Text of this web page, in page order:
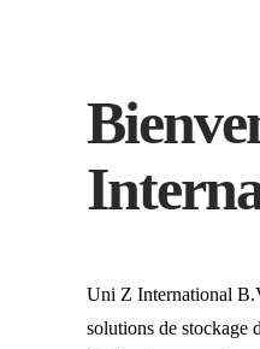
Uni Z International
solutions de stockage